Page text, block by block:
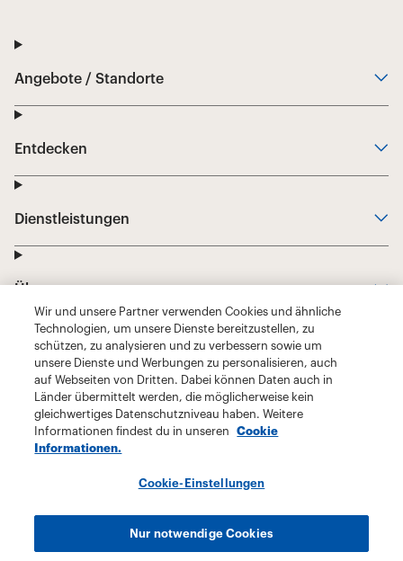
Wir und unsere Partner verwenden Cookies und ähnliche
Technologien, um unsere Dienste bereitzustellen, zu
schützen, zu analysieren und zu verbessern sowie um
unsere Dienste und Werbungen zu personalisieren, auch
auf Webseiten von Dritten. Dabei können Daten auch in
Länder übermittelt werden, die möglicherweise kein
gleichwertiges Datenschutzniveau haben. Weitere
Informationen findest du in unseren
Cookie
Informationen.
Cookie-Einstellungen
Nur notwendige Cookies